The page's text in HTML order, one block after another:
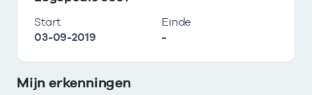
Start
03-09-2019
Einde
-
Mijn erkenningen